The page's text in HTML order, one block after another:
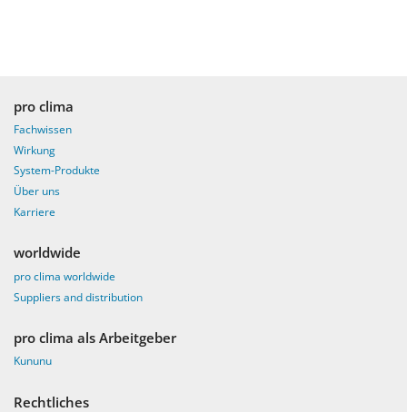
pro clima
Fachwissen
Wirkung
System-Produkte
Über uns
Karriere
worldwide
pro clima worldwide
Suppliers and distribution
pro clima als Arbeitgeber
Kununu
Rechtliches